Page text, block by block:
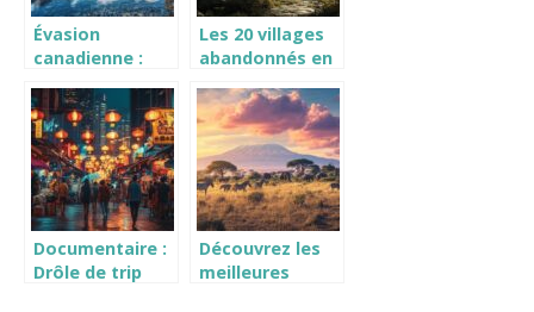
Évasion
canadienne :
lacs les plus
majestueux du
Canada pour
une pêche
sportive
inoubliable
Les 20 villages
abandonnés en
oubliés des
photographes
et artistes
contemporains
Documentaire :
Drôle de trip
Découvrez les
meilleures